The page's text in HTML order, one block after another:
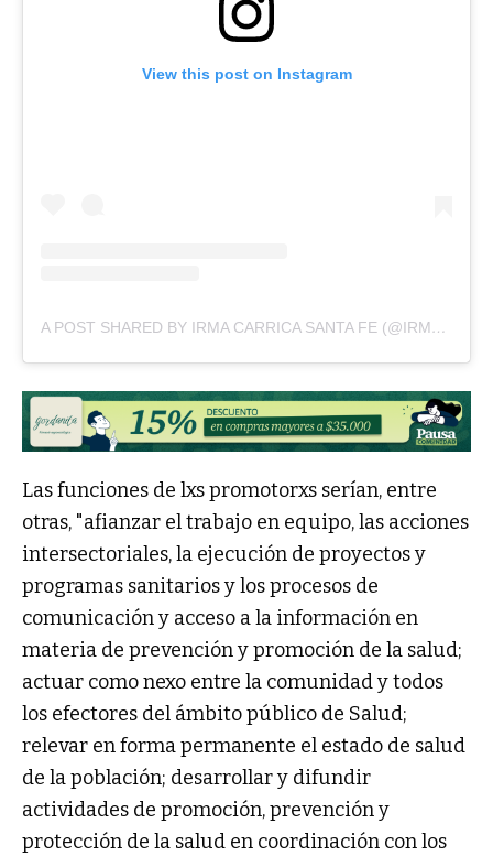
View this post on Instagram
A POST SHARED BY IRMA CARRICA SANTA FE (@IRMACARRICA.SALUDSF)
Las funciones de lxs promotorxs serían, entre
otras, "afianzar el trabajo en equipo, las acciones
intersectoriales, la ejecución de proyectos y
programas sanitarios y los procesos de
comunicación y acceso a la información en
materia de prevención y promoción de la salud;
actuar como nexo entre la comunidad y todos
los efectores del ámbito público de Salud;
relevar en forma permanente el estado de salud
de la población; desarrollar y difundir
actividades de promoción, prevención y
protección de la salud en coordinación con los